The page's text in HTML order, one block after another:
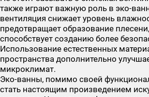
также играют важную роль в эко-
вентиляция снижает уровень
предотвращает образование
способствует созданию более
Использование естественных
пространства дополнительно
микроклимат.
Эко-ванны, помимо своей
стать настоящим произведением